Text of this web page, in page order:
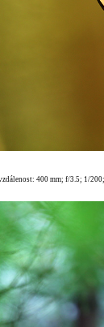
400 mm; f/3.5; 1/